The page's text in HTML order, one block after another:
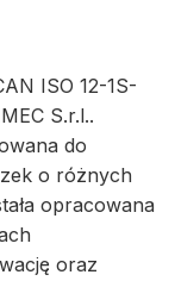
ISO 12-1S-
S.r.l..
do
o różnych
opracowana
oraz